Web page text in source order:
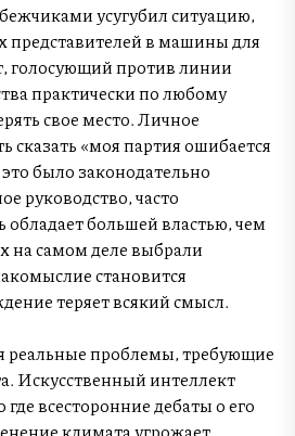
усугубил ситуацию,
представителей в машины для
голосующий против линии
практически по любому
свое место. Личное
сказать «моя партия ошибается
было законодательно
руководство, часто
обладает большей властью, чем
на самом деле выбрали
становится
теряет всякий смысл.
реальные проблемы, требующие
Искусственный интеллект
всесторонние дебаты о его